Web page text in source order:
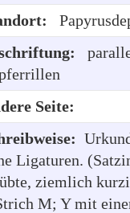
Seite:
Ligaturen.
ziemlich
M; Y mit